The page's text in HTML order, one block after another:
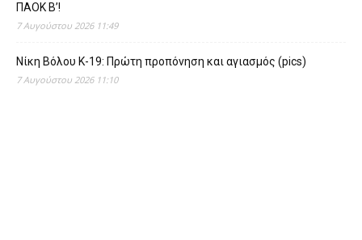
ΠΑΟΚ Β’!
7 Αυγούστου 2026 11:49
Νίκη Βόλου Κ-19: Πρώτη προπόνηση και αγιασμός (pics)
7 Αυγούστου 2026 11:10